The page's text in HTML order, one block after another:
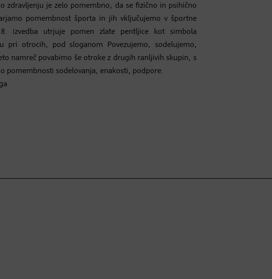
zdravljenju je zelo pomembno, da se fizično in psihično
pomembnost športa in jih vključujemo v športne
8. izvedba utrjuje pomen zlate pentljice kot simbola
pri otrocih, pod sloganom Povezujemo, sodelujemo,
namreč povabimo še otroke z drugih ranljivih skupin, s
pomembnosti sodelovanja, enakosti, podpore.